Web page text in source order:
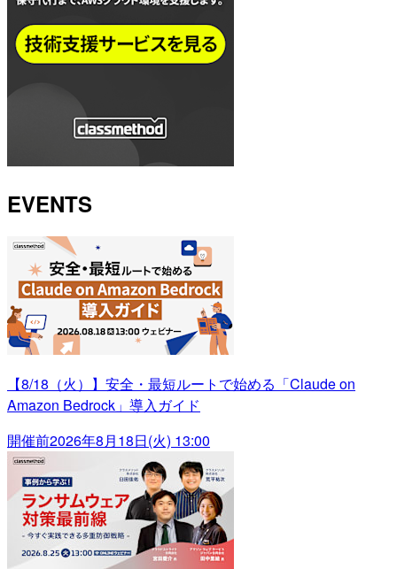
EVENTS
【8/18（火）】安全・最短ルートで始める「Claude on
Amazon Bedrock」導入ガイド
開催前2026年8月18日(火) 13:00